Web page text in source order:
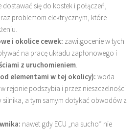
się do kostek i połączeń,
problemom elektrycznym, które
i okolice cewek: zawilgocenie w tych
na pracę układu zapłonowego i
z uruchomieniem
elementami w tej okolicy): woda
rejonie podszybia i przez nieszczelności
a tym samym dotykać obwodów z
nawet gdy ECU „na sucho” nie